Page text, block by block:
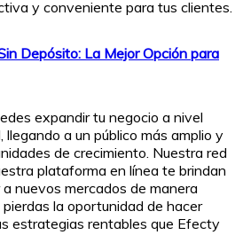
y conveniente para tus clientes.
Depósito: La Mejor Opción para
expandir tu negocio a nivel
a un público más amplio y
de crecimiento. Nuestra red
plataforma en línea te brindan
nuevos mercados de manera
la oportunidad de hacer
estrategias rentables que Efecty